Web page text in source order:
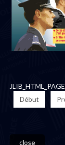
Mars
Début
close